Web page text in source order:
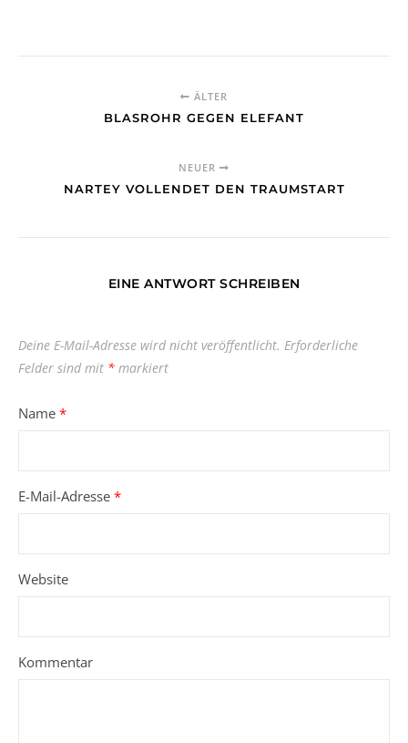
ÄLTER
BLASROHR GEGEN ELEFANT
NEUER
NARTEY VOLLENDET DEN TRAUMSTART
EINE ANTWORT SCHREIBEN
Deine E-Mail-Adresse wird nicht veröffentlicht. Erforderliche
Felder sind mit * markiert
Name *
E-Mail-Adresse *
Website
Kommentar